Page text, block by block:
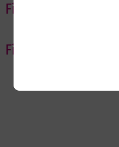
Filtrar por Autor
Filtrar por editorial